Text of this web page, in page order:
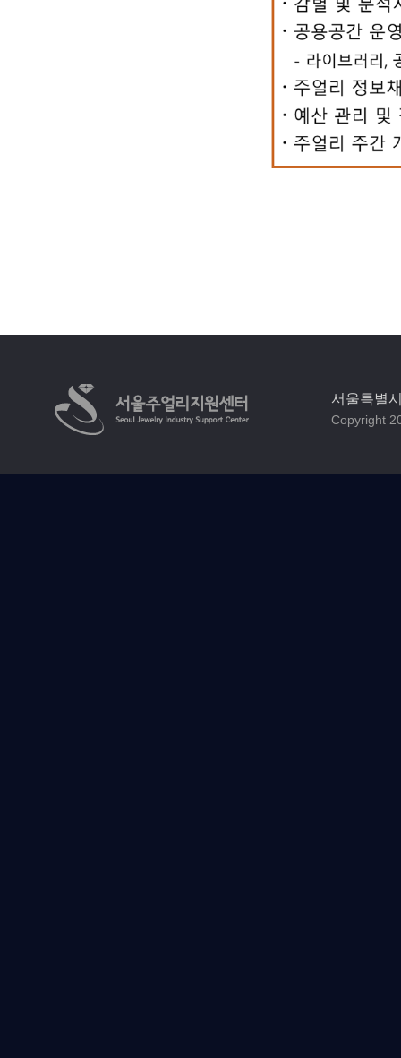
서울특별
Copyright